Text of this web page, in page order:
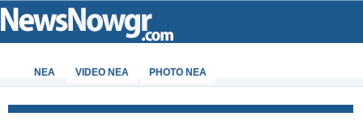
ΝΕΑ VIDEO NEA PHOTO NEA